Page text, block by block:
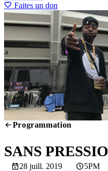
Faites un don
Programmation
SANS
28 juill. 2019 5PM